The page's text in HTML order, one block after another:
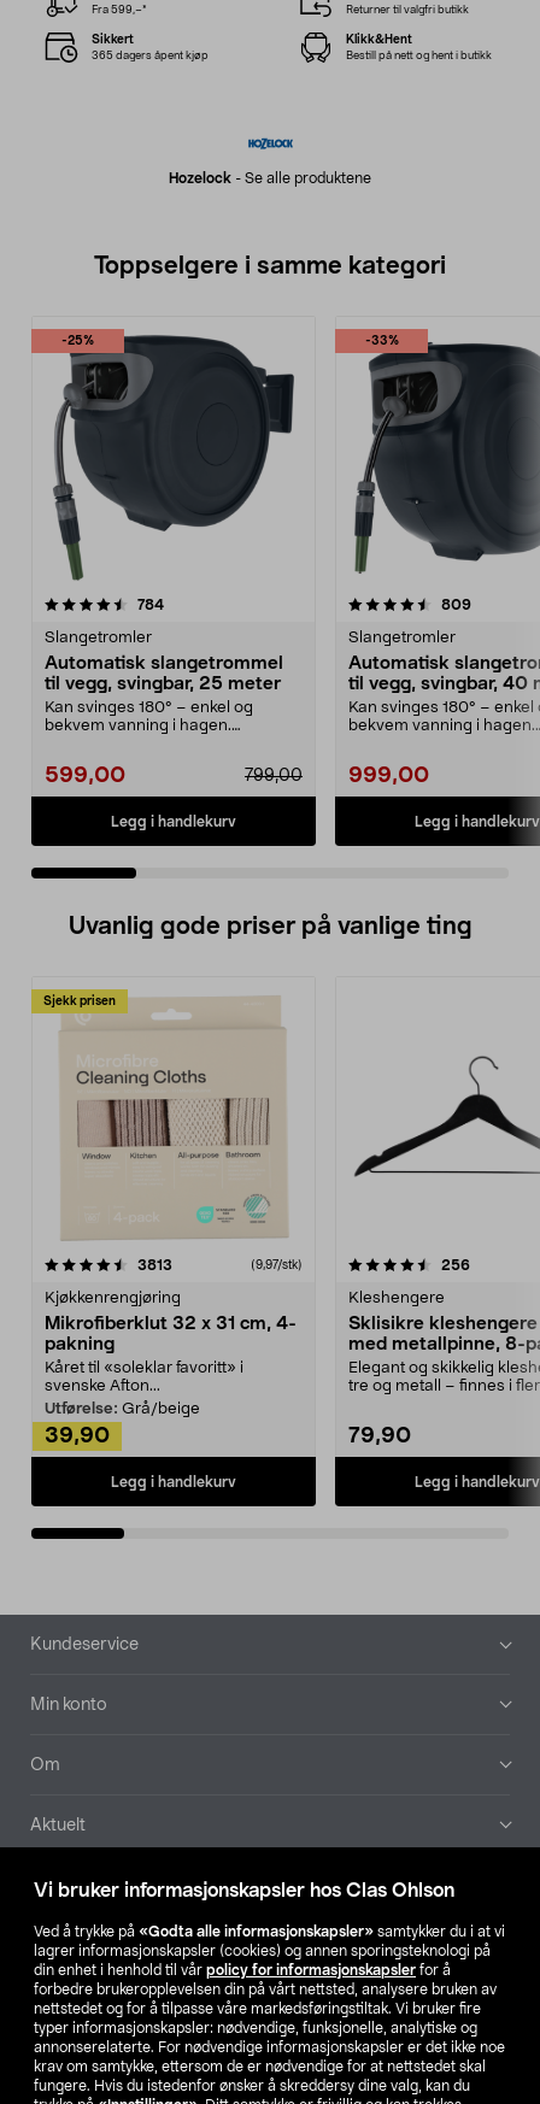
Vi bruker informasjonskapsler hos Clas Ohlson
Ved å trykke på «Godta alle informasjonskapsler» samtykker du i at vi
lagrer informasjonskapsler (cookies) og annen sporingsteknologi på
din enhet i henhold til vår policy for informasjonskapsler for å
forbedre brukeropplevelsen din på vårt nettsted, analysere bruken av
nettstedet og for å tilpasse våre markedsføringstiltak. Vi bruker fire
typer informasjonskapsler: nødvendige, funksjonelle, analytiske og
annonserelaterte. For nødvendige informasjonskapsler er det ikke noe
krav om samtykke, ettersom de er nødvendige for at nettstedet skal
fungere. Hvis du istedenfor ønsker å skreddersy dine valg, kan du
Hozelock - Se alle produktene
Fra 599,–* Returner til valgfri butikk
Sikkert
365 dagers åpent kjøp
Klikk&Hent
Bestill på nett og hent i butikk
Toppselgere i samme kategori
-25%
784anmeldelser
Slangetromler
Automatisk slangetrommel
til vegg, svingbar, 25 meter
Kan svinges 180° – enkel og
bekvem vanning i hagen.
599,00 799,00
Legg i handlekurv
-33%
4.5 av 5 stjerner 809
Slangetromler
Automatisk
til vegg, svingbar, 40
Kan svinges 180° – enkel
bekvem vanning i hagen.
999,00
Legg i handlekurv
4.5 av 5 stjerner
Uvanlig gode priser på vanlige ting
Sjekk prisen
3813 anmeldelser(9,97/stk)
Kjøkkenrengjøring
Mikrofiberklut 32 x 31 cm, 4-
pakning
Kåret til «soleklar favoritt» i
svenske Afton...
Utførelse: Grå/beige
39,90
Legg i handlekurv
4.5av 5 stjerner 256
Kleshengere
Sklisikre
med metallpinne, 8-
Elegant og skikkelig
tre og metall – finnes i
79,90
Legg i handlekurv
4.5av 5 stjerner
Bunntekst
Kundeservice
Min konto
Om
Aktuelt
Våre selskaper
Finn din butikk
SE NO FI